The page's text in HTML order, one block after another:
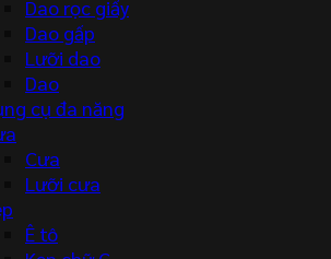
Dao rọc giấy
Dao gấp
Lưỡi dao
Dao
cụ đa năng
Cưa
Lưỡi cưa
Ê tô